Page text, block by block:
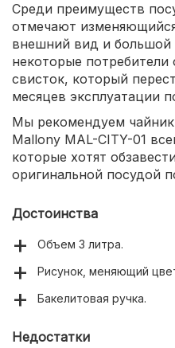
Среди преимуществ
отмечают
внешний вид и большой
некоторые потребители
свисток, который
месяцев эксплуатации
Мы рекомендуем
Mallony MAL-CITY-01
которые хотят
оригинальной посудой
Достоинства
Объем 3 литра.
Рисунок, меняющий
Бакелитовая ручка.
Недостатки